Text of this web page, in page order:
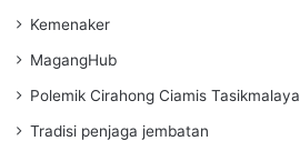
Kemenaker
MagangHub
Polemik Cirahong Ciamis Tasikmalaya
Tradisi penjaga jembatan